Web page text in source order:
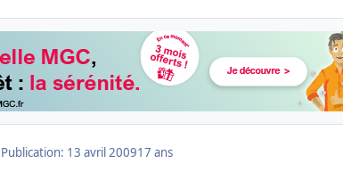
Publication: 13 avril 200917 ans